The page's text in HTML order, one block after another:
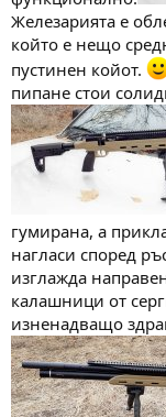
Железарията е
който е нещо
пустинен койот.
пипане стои
гумирана, а
нагласи според
изглажда
калашници от
изненадващо